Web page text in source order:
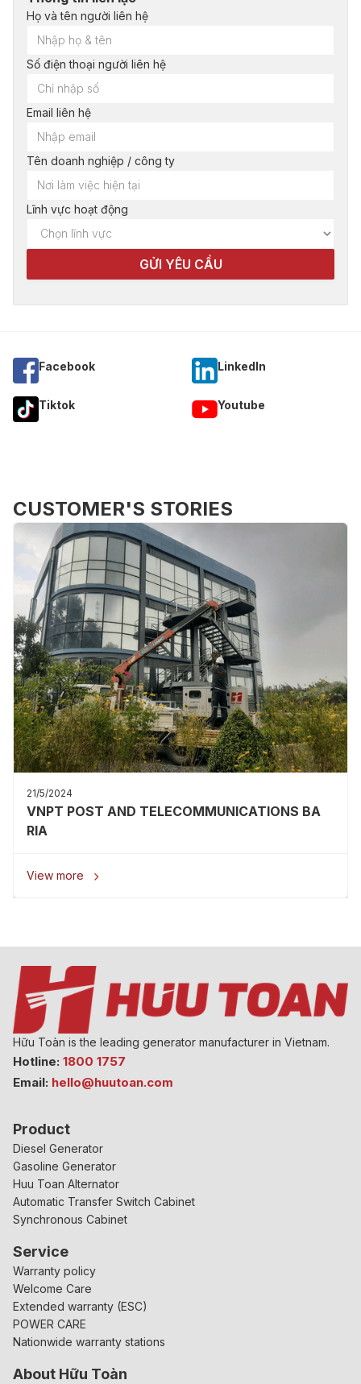
Họ và tên người liên hệ
Số điện thoại người liên hệ
Email liên hệ
Tên doanh nghiệp / công ty
Lĩnh vực hoạt động
Facebook Linkedln
Tiktok Youtube
CUSTOMER'S STORIES
21/5/2024
VNPT POST AND TELECOMMUNICATIONS BA
RIA
View more 
Hữu Toàn is the leading generator manufacturer in Vietnam.
Hotline: 1800 1757
Email: hello@huutoan.com
Product
Diesel Generator
Gasoline Generator
Huu Toan Alternator
Automatic Transfer Switch Cabinet
Synchronous Cabinet
Service
Warranty policy
Welcome Care
Extended warranty (ESC)
POWER CARE
Nationwide warranty stations
About Hữu Toàn